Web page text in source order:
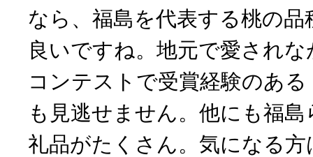
なら、福島を代表する桃の
良いですね。地元で愛され
コンテストで受賞経験のあ
も見逃せません。他にも福
礼品がたくさん。気になる